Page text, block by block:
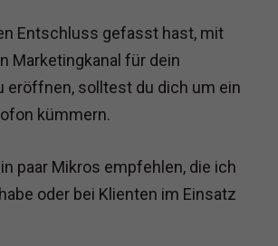
Entschluss gefasst hast, mit
Marketingkanal für dein
eröffnen, solltest du dich um ein
kümmern.
paar Mikros empfehlen, die ich
oder bei Klienten im Einsatz